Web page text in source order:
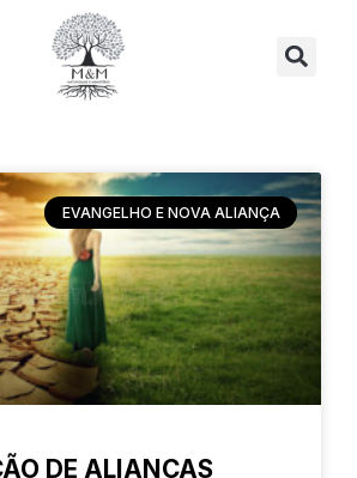
EVANGELHO E NOVA ALIANÇA
DE ALIANÇAS